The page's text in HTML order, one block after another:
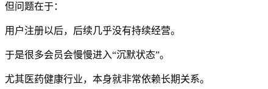
但问题在于：
用户注册以后，后续几乎没有持续经营。
于是很多会员会慢慢进入“沉默状态”。
尤其医药健康行业，本身就非常依赖长期关系。